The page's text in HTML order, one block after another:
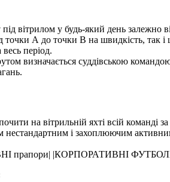
вітрилом у будь-який день залежно
А до точки В на швидкість, так
період.
визначається суддівською
на вітрильній яхті всій команді
нестандартним і захоплюючим
прапори| |КОРПОРАТИВНІ